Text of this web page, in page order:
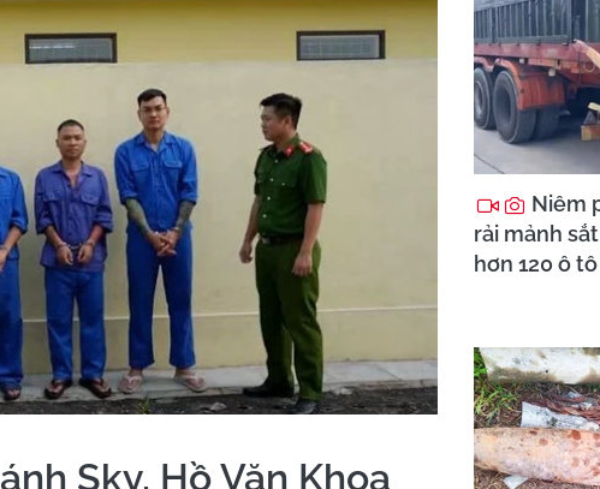
Sky, Hồ Văn Khoa
Niêm
rải mảnh
hơn 120 ô